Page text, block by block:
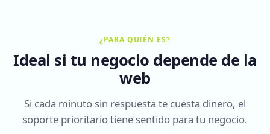
¿PARA QUIÉN ES?
Ideal si tu negocio depende de la
web
Si cada minuto sin respuesta te cuesta dinero, el
soporte prioritario tiene sentido para tu negocio.